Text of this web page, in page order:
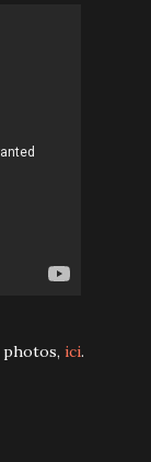
photos, ici.